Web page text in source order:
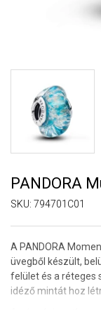
PANDORA
SKU: 794701C01
A PANDORA
üvegből készült,
felület és a réteges
idéző mintát hoz